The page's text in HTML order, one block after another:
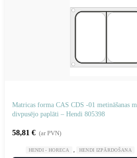
Matricas forma CAS CDS -01 metināšanas
divpusējo paplāti – Hendi 805398
58,81 € (ar PVN)
HENDI - HORECA HENDI IZPĀRDOŠANA